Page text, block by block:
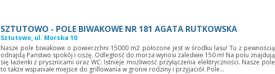
SZTUTOWO - POLE BIWAKOWE NR 181 AGATA RUTKOWSKA
Sztutowo, ul. Morska 10
Nasze pole biwakowe o powierzchni 15000 m2 położone jest w środku lasu! Tu z pewnością
odnajdą Państwo spokój i ciszę. Odległość do morza wynosi zaledwie 150 m! Na polu znajdują
się łazienki z prysznicami oraz WC. Istnieje możliwość przyłączenia elektryczności. Nasze pole
to także wspaniałe miejsce do grillowania w gronie rodziny i przyjaciół. Pole...